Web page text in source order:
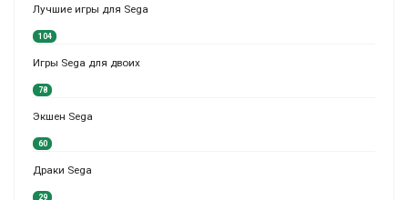
Лучшие игры для Sega
104
Игры Sega для двоих
78
Экшен Sega
60
Драки Sega
29